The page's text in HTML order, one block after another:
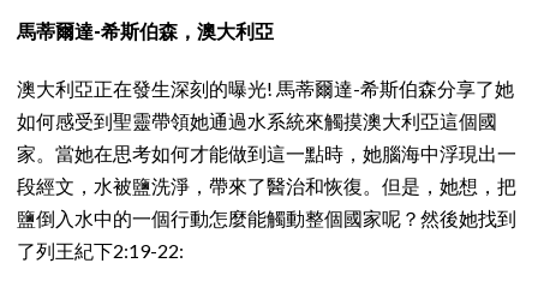
馬蒂爾達-希斯伯森，澳大利亞
澳大利亞正在發生深刻的曝光! 馬蒂爾達-希斯伯森分享了她
如何感受到聖靈帶領她通過水系統來觸摸澳大利亞這個國
家。當她在思考如何才能做到這一點時，她腦海中浮現出一
段經文，水被鹽洗淨，帶來了醫治和恢復。但是，她想，把
鹽倒入水中的一個行動怎麼能觸動整個國家呢？然後她找到
了列王紀下2:19-22: